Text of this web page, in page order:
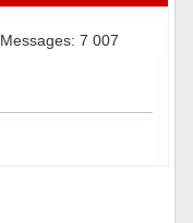
Messages: 7 007